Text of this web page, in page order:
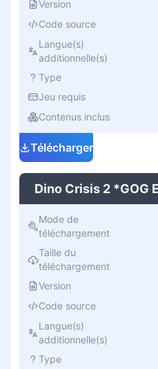
Version
Code source
Langue(s)
additionnelle(s)
Type
Jeu requis
Contenus inclus
Télécharger
Dino Crisis 2 *GOG
Mode de
téléchargement
Taille du
téléchargement
Version
Code source
Langue(s)
additionnelle(s)
Type